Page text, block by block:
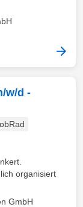
w/d -
organisiert
GmbH